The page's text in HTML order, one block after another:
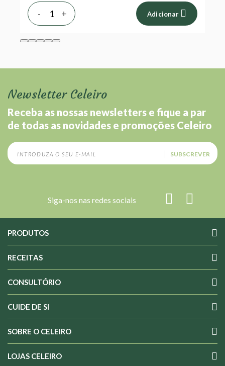
+
- Adicionar
Newsletter Celeiro
Receba as nossas newsletters e fique a par
de todas as novidades e promoções Celeiro
SUBSCREVER
Siga-nos nas redes sociais
PRODUTOS
RECEITAS
CONSULTÓRIO
CUIDE DE SI
SOBRE O CELEIRO
LOJAS CELEIRO